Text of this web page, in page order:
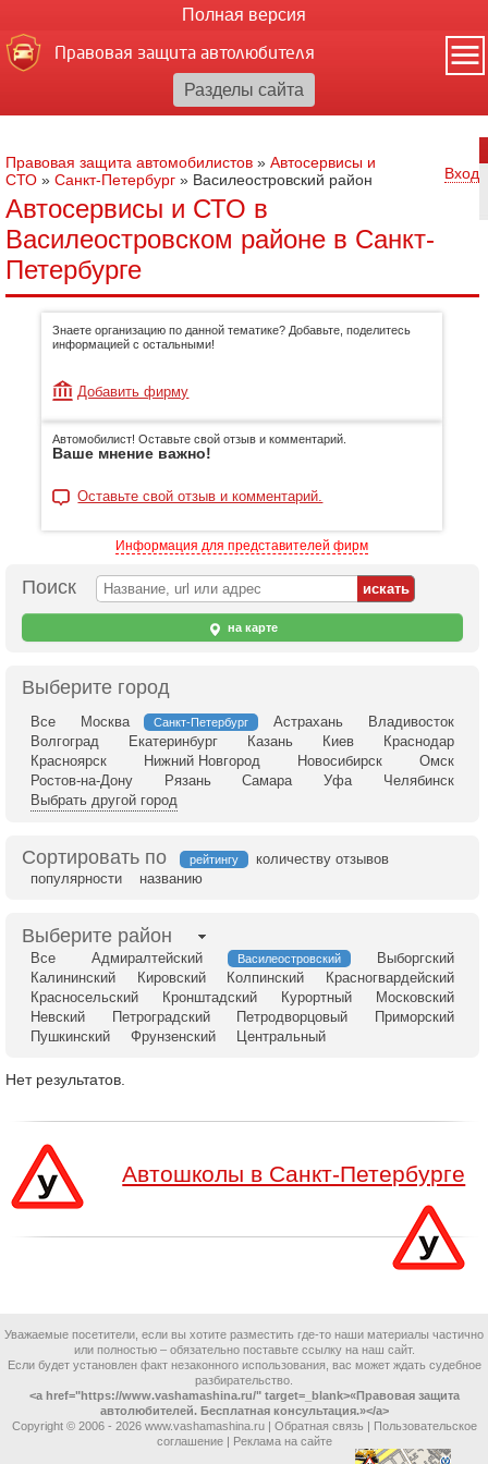
Полная версия
Правовая защита автолюбителя
Правовая защита автомобилистов » Автосервисы и
СТО » Санкт-Петербург » Василеостровский район Вход
Автосервисы и СТО в
Василеостровском районе в Санкт-
Петербурге
Знаете организацию по данной тематике? Добавьте, поделитесь
информацией с остальными!
Добавить фирму
Автомобилист! Оставьте свой отзыв и комментарий.
Ваше мнение важно!
Оставьте свой отзыв и комментарий.
Информация для представителей фирм
Поиск
на карте
Выберите город
Все Москва Санкт-Петербург Астрахань
Владивосток
Волгоград
Екатеринбург Казань Киев
Краснодар
Красноярск
Нижний Новгород Новосибирск
Омск
Ростов-на-Дону
Рязань Самара Уфа
Челябинск
Выбрать другой город
Сортировать по рейтингу
количеству отзывов
популярности
названию
Выберите район
Все Адмиралтейский Василеостровский
Выборгский
Калининский
Кировский Колпинский
Красногвардейский
Красносельский
Кронштадский Курортный
Московский
Невский
Петроградский Петродворцовый
Приморский
Пушкинский
Фрунзенский Центральный
Нет результатов.
Автошколы в Санкт-Петербурге
Уважаемые посетители, если вы хотите разместить где-то наши материалы частично
или полностью – обязательно поставьте ссылку на наш сайт.
Если будет установлен факт незаконного использования, вас может ждать судебное
разбирательство.
<a href="https://www.vashamashina.ru/" target=_blank>«Правовая защита
автолюбителей. Бесплатная консультация.»</a>
Copyright © 2006 - 2026 www.vashamashina.ru | Обратная связь | Пользовательское
соглашение| Реклама на сайте